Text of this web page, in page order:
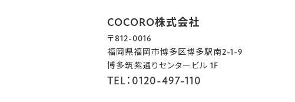
COCORO株式会社
〒812-0016
福岡県福岡市博多区博多駅南2-1-9
博多筑紫通りセンタービル 1F
TEL：0120-497-110